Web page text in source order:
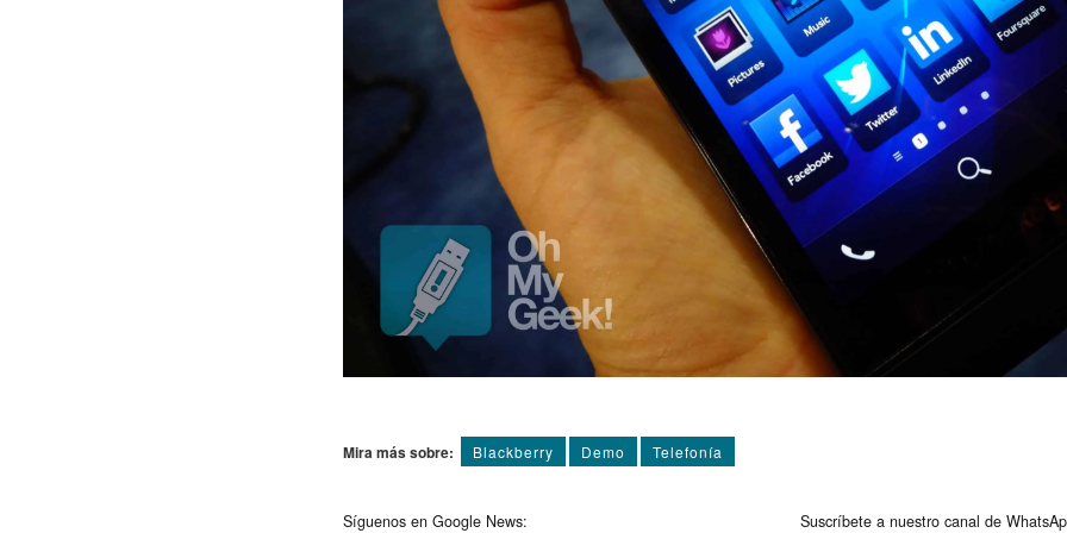
Mira más sobre: Blackberry Demo Telefoní­a
Síguenos en Google News: Suscríbete a nuestro canal de